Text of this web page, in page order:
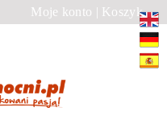
Moje konto | Koszyk